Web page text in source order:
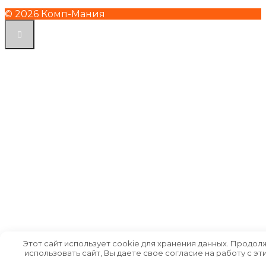
© 2026 Комп-Мания
Этот сайт использует cookie для хранения данных.
использовать сайт, Вы даете свое согласие на работу с